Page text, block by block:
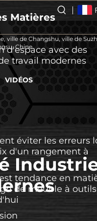
ville de Changshu, ville de
Chine
VIDÉOS
Matières
d'espace avec des
travail modernes
sont les principales
des postes de
robustes
choisir le bon
éviter les erreurs
d'un rangement à
tendance en
de meuble à outils